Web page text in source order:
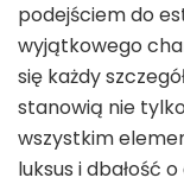
podejściem do
wyjątkowego
się każdy
stanowią nie
wszystkim
luksus i dbałość